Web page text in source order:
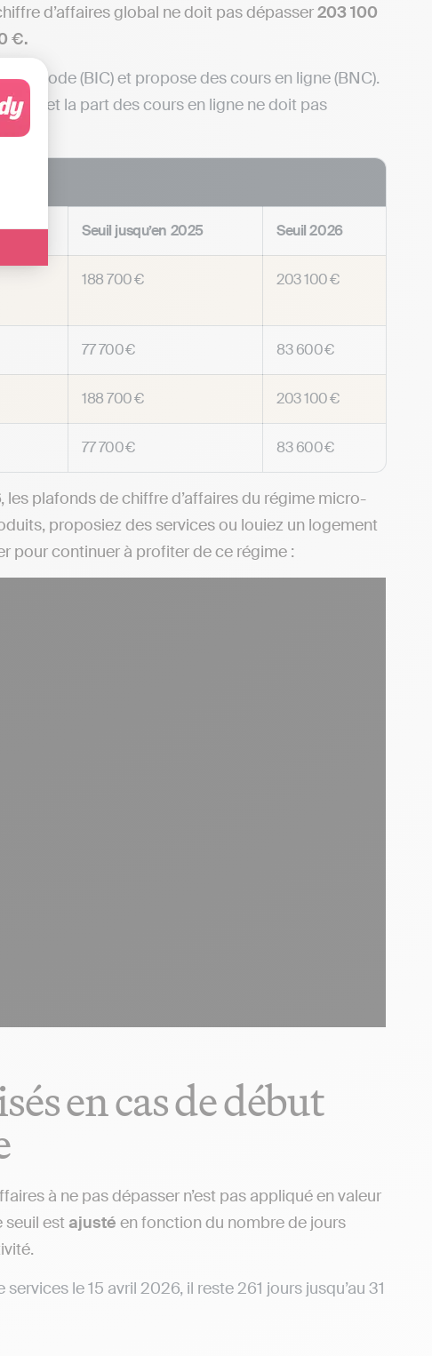
vos Options
d’affaires global ne doit pas dépasser203 100
€.
mode (BIC) et propose des cours en ligne (BNC).
€, et la part des cours en ligne ne doit pas
Seuil jusqu’en 2025 Seuil 2026
188 700 € 203 100 €
77 700 € 83 600 €
188 700 € 203 100 €
77 700 € 83 600 €
plafonds de chiffre d’affaires du régime micro-
proposiez des services ou louiez un logement
pour continuer à profiter de ce régime :
en cas de début
à ne pas dépasser n’est pas appliqué en valeur
seuil est ajusté en fonction du nombre de jours
le 15 avril 2026, il reste 261 jours jusqu’au 31